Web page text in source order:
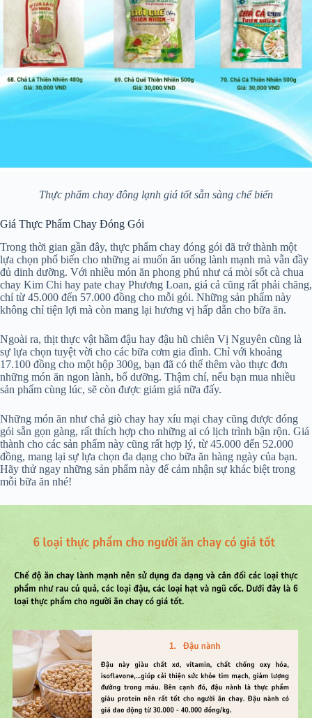
Thực phẩm chay đông lạnh giá tốt sẵn sàng chế biến
Giá Thực Phẩm Chay Đóng Gói
Trong thời gian gần đây, thực phẩm chay đóng gói đã trở thành một
lựa chọn phổ biến cho những ai muốn ăn uống lành mạnh mà vẫn đầy
đủ dinh dưỡng. Với nhiều món ăn phong phú như cá mòi sốt cà chua
chay Kim Chi hay pate chay Phương Loan, giá cả cũng rất phải chăng,
chỉ từ 45.000 đến 57.000 đồng cho mỗi gói. Những sản phẩm này
không chỉ tiện lợi mà còn mang lại hương vị hấp dẫn cho bữa ăn.
Ngoài ra, thịt thực vật hầm đậu hay đậu hũ chiên Vị Nguyên cũng là
sự lựa chọn tuyệt vời cho các bữa cơm gia đình. Chỉ với khoảng
17.100 đồng cho một hộp 300g, bạn đã có thể thêm vào thực đơn
những món ăn ngon lành, bổ dưỡng. Thậm chí, nếu bạn mua nhiều
sản phẩm cùng lúc, sẽ còn được giảm giá nữa đấy.
Những món ăn như chả giò chay hay xíu mại chay cũng được đóng
gói sẵn gọn gàng, rất thích hợp cho những ai có lịch trình bận rộn. Giá
thành cho các sản phẩm này cũng rất hợp lý, từ 45.000 đến 52.000
đồng, mang lại sự lựa chọn đa dạng cho bữa ăn hàng ngày của bạn.
Hãy thử ngay những sản phẩm này để cảm nhận sự khác biệt trong
mỗi bữa ăn nhé!